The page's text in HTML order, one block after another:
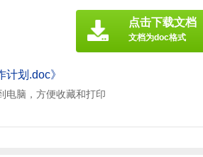
计划.doc》
电脑，方便收藏和打印
点击下载文档
文档为doc格式